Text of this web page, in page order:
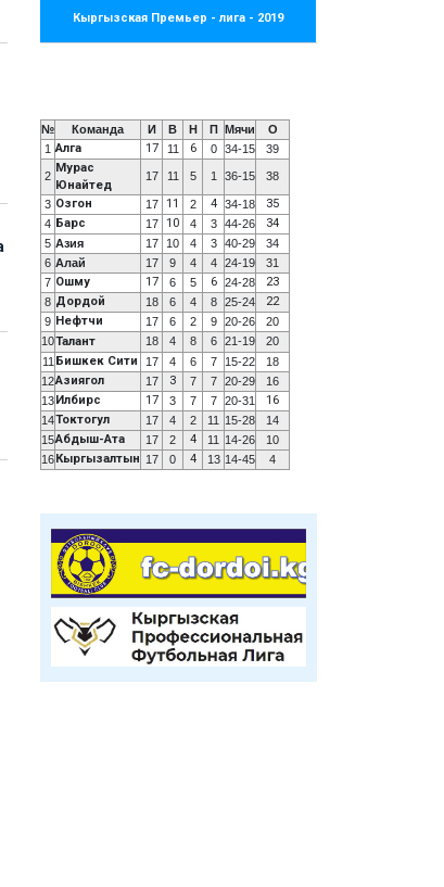
Кыргызская Премьер - лига - 2019
№ Команда И В Н П Мячи
О
1 Алга 17 11 6 0 34-15 39
2
Мурас
Юнайтед
17 11 5 1 36-15 38
3 Озгон 17 11 2 4 34-18 35
4 Барс 17 10 4 3 44-26 34
5 Азия 17 10 4 3 40-29
34
6 Алай 17 9 4 4 24-19
31
7 Ошму 17 6 5 6 24-28 23
8 Дордой 18 6 4 8 25-24 22
9 Нефтчи 17 6 2 9 20-26
20
10Талант 18 4 8 6 21-19
20
11 Бишкек Сити 17 4 6 7 15-22
18
12Азиягол 17 3 7 7 20-29
16
13 Илбирс 17 3 7 7 20-31 16
14Токтогул 17 4 2 11 15-28
14
15Абдыш-Ата 17 2 4 11 14-26
10
16 Кыргызалтын 17 0 4 13 14-45 4